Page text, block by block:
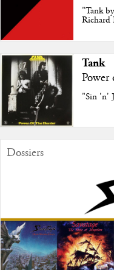
"Tank
Richard
Tank
"Sin 'n'
Dossiers